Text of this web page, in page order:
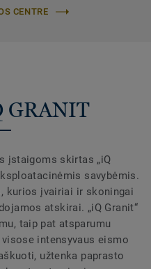
CENTRE
GRANIT
įstaigoms skirtas „iQ
savybėmis.
kurios įvairiai ir skoningai
atskirai. „iQ Granit“
taip pat atsparumu
intensyvaus eismo
užtenka paprasto